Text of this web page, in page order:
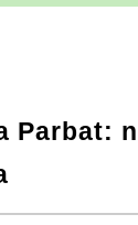
Parbat: